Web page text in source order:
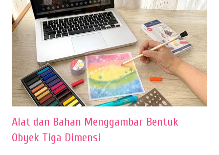
Alat dan Bahan Menggambar Bentuk
Obyek Tiga Dimensi